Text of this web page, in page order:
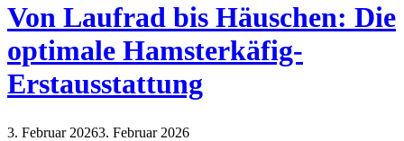
Von Laufrad bis Häuschen: Die
optimale Hamsterkäfig-
Erstausstattung
3. Februar 20263. Februar 2026